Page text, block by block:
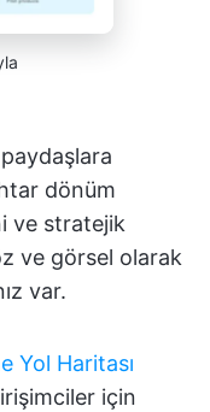
dönüm
ve stratejik
ve görsel olarak
var.
Yol Haritası
için